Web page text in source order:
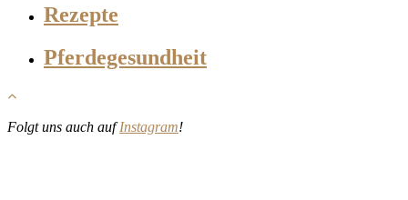
Rezepte
Pferdegesundheit
Folgt uns auch aufInstagram!